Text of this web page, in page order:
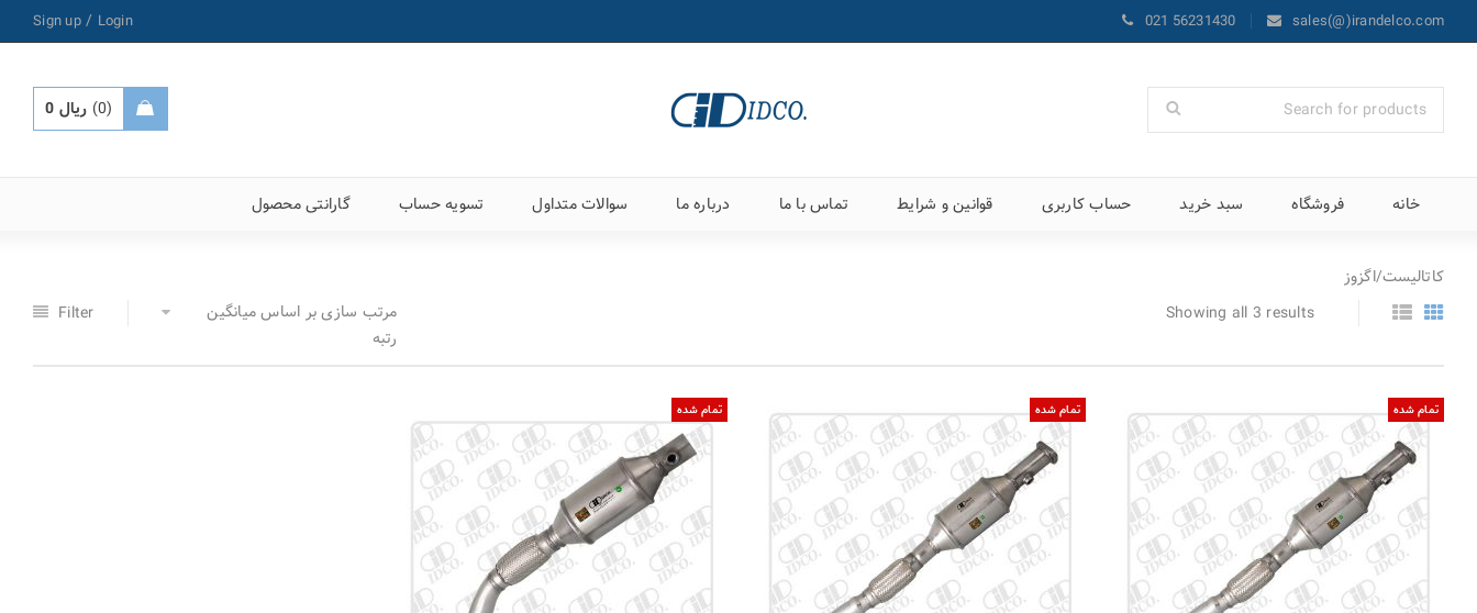
sales(@)irandelco.com
021 56231430
Login
/
Sign up
ریال 0
خانه فروشگاه سبد خرید حساب کاربری قوانین و شرایط تماس با ما درباره ما سوالات متداول تسویه حساب گارانتی محصول
کاتالیست/اگزوز
Showing all 3 results
Filter
مرتب سازی بر اساس میانگین
رتبه
تمام شده تمام شده تمام شده